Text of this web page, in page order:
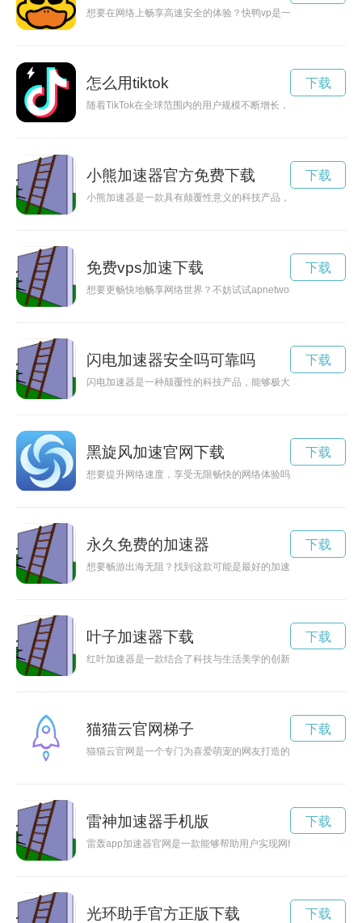
想要在网络上畅享高速安全的体验？快鸭vp是一个不错的选择
怎么用tiktok
随着TikTok在全球范围内的用户规模不断增长，为了帮助内容
下载
小熊加速器官方免费下载
小熊加速器是一款具有颠覆性意义的科技产品，通过创新科技
下载
免费vps加速下载
想要更畅快地畅享网络世界？不妨试试apnetwork加速器下载，
下载
闪电加速器安全吗可靠吗
闪电加速器是一种颠覆性的科技产品，能够极大地提升设备的
下载
黑旋风加速官网下载
想要提升网络速度，享受无限畅快的网络体验吗？旋风加速器
下载
永久免费的加速器
想要畅游出海无阻？找到这款可能是最好的加速神器！真正免
下载
叶子加速器下载
红叶加速器是一款结合了科技与生活美学的创新产品，通过智
下载
猫猫云官网梯子
猫猫云官网是一个专门为喜爱萌宠的网友打造的交流平台，通
下载
雷神加速器手机版
雷轰app加速器官网是一款能够帮助用户实现网络加速，提高
下载
光环助手官方正版下载 下载